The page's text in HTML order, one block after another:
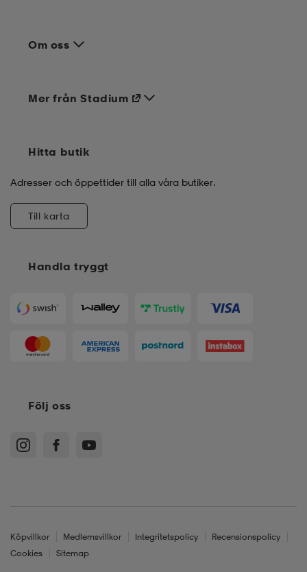
Om oss
Handla tryggt
Mer från Stadium
Hitta butik
Adresser och öppettider till alla våra butiker.
Till karta
Följ oss
Köpvillkor Medlemsvillkor Integritetspolicy
Recensionspolicy
Cookies
Sitemap